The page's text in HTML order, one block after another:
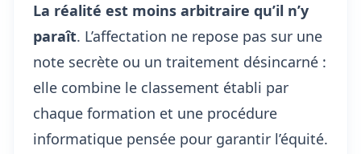
La réalité est moins arbitraire qu’il n’y
paraît. L’affectation ne repose pas sur une
note secrète ou un traitement désincarné :
elle combine le classement établi par
chaque formation et une procédure
informatique pensée pour garantir l’équité.